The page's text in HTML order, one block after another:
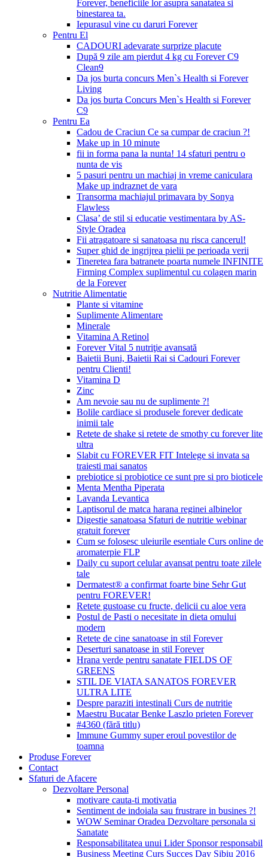
Forever, beneficiile lor asupra sanatatea si
binestarea ta.
Iepurasul vine cu daruri Forever
Pentru El
CADOURI adevarate surprize placute
După 9 zile am pierdut 4 kg cu Forever C9
Clean9
Da jos burta concurs Men`s Health si Forever
Living
Da jos burta Concurs Men`s Health si Forever
C9
Pentru Ea
Cadou de Craciun Ce sa cumpar de craciun ?!
Make up in 10 minute
fii in forma pana la nunta! 14 sfaturi pentru o
nunta de vis
5 pasuri pentru un machiaj in vreme caniculara
Make up indraznet de vara
Transorma machiajul primavara by Sonya
Flawless
Clasa’ de stil si educatie vestimentara by AS-
Style Oradea
Fii atragatoare si sanatoasa nu risca cancerul!
Super ghid de ingrijrea pielii pe perioada verii
Tineretea fara batranete poarta numele INFINITE
Firming Complex suplimentul cu colagen marin
de la Forever
Nutritie Alimentatie
Plante si vitamine
Suplimente Alimentare
Minerale
Vitamina A Retinol
Forever Vital 5 nutriţie avansată
Baietii Buni, Baietii Rai si Cadouri Forever
pentru Clienti!
Vitamina D
Zinc
Am nevoie sau nu de suplimente ?!
Bolile cardiace si produsele forever dedicate
inimii tale
Retete de shake si retete de smothy cu forever lite
ultra
Slabit cu FOREVER FIT Intelege si invata sa
traiesti mai sanatos
prebiotice si probiotice ce sunt pre si pro bioticele
Menta Mentha Piperata
Lavanda Levantica
Laptisorul de matca harana reginei albinelor
Digestie sanatoasa Sfaturi de nutritie webinar
gratuit forever
Cum se folosesc uleiurile esentiale Curs online de
aromaterpie FLP
Daily cu suport celular avansat pentru toate zilele
tale
Dermatest® a confirmat foarte bine Sehr Gut
pentru FOREVER!
Retete gustoase cu fructe, delicii cu aloe vera
Postul de Pasti o necesitate in dieta omului
modern
Retete de cine sanatoase in stil Forever
Deserturi sanatoase in stil Forever
Hrana verde pentru sanatate FIELDS OF
GREENS
STIL DE VIATA SANATOS FOREVER
ULTRA LITE
Despre paraziti intestinali Curs de nutritie
Maestru Bucatar Benke Laszlo prieten Forever
#4360 (fără titlu)
Immune Gummy super eroul povestilor de
toamna
Produse Forever
Contact
Sfaturi de Afacere
Dezvoltare Personal
motivare cauta-ti motivatia
Sentiment de indoiala sau frustrare in busines ?!
WOW Seminar Oradea Dezvoltare personala si
Sanatate
Responsabilitatea unui Lider Sponsor responsabil
Business Meeting Curs Succes Day Sibiu 2016